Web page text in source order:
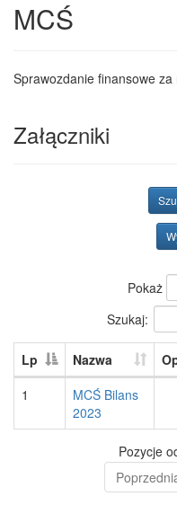
MCŚ
Sprawozdanie finansowe za
Załączniki
Pokaż
Szukaj:
Lp Nazwa
1
MCŚ Bilans
2023
Pozycje